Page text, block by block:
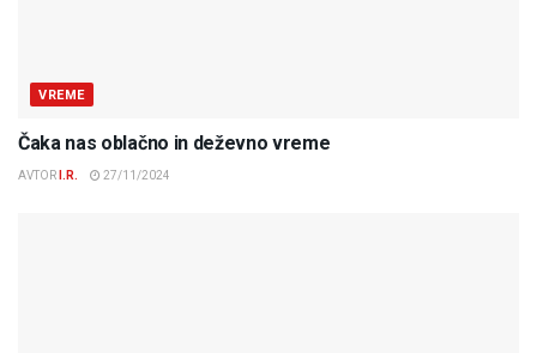
VREME
Čaka nas oblačno in deževno vreme
AVTOR I.R. 27/11/2024